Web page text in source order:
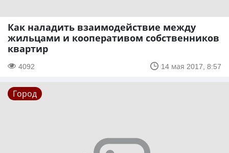
Как наладить взаимодействие между
жильцами и кооперативом собственников
квартир
4092 14 мая 2017, 8:57
Город